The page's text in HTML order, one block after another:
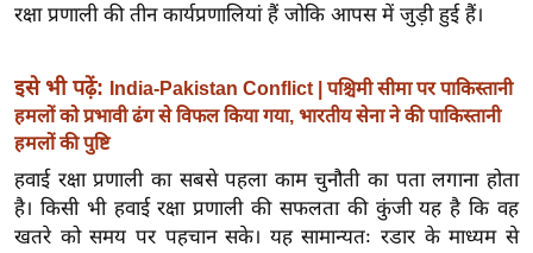
ख्सि
त
यं
ग
इं
डि
या
रक्षा प्रणाली की तीन कार्यप्रणालियां हैं जोकि आपस में जुड़ी हुई हैं।
इसे भी पढ़ें:
India-Pakistan Conflict | पश्चिमी सीमा पर पाकिस्तानी
हमलों को प्रभावी ढंग से विफल किया गया, भारतीय सेना ने की पाकिस्तानी
हमलों की पुष्टि
हवाई रक्षा प्रणाली का सबसे पहला काम चुनौती का पता लगाना होता
है। किसी भी हवाई रक्षा प्रणाली की सफलता की कुंजी यह है कि वह
खतरे को समय पर पहचान सके। यह सामान्यतः रडार के माध्यम से